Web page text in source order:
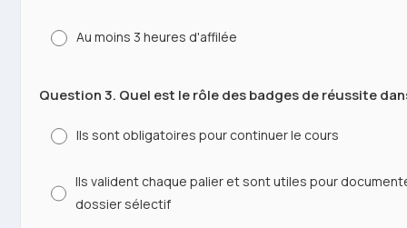
Au moins 3 heures d'affilée
Question 3. Quel est le rôle des badges de réussite
Ils sont obligatoires pour continuer le cours
Ils valident chaque palier et sont utiles pour
dossier sélectif